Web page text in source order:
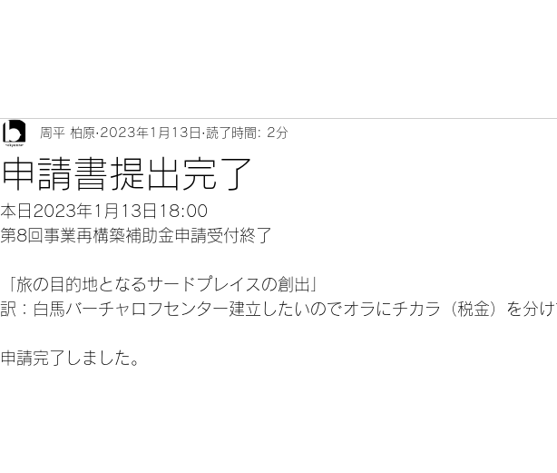
申請書提出完了
周平 柏原 2023年1月13日 読了時間: 2分
本日2023年1月13日18:00
第8回事業再構築補助金申請受付終了
「旅の目的地となるサードプレイスの創出」
訳：白馬バーチャロフセンター建立したいのでオラにチカラ（税金）を分
申請完了しました。